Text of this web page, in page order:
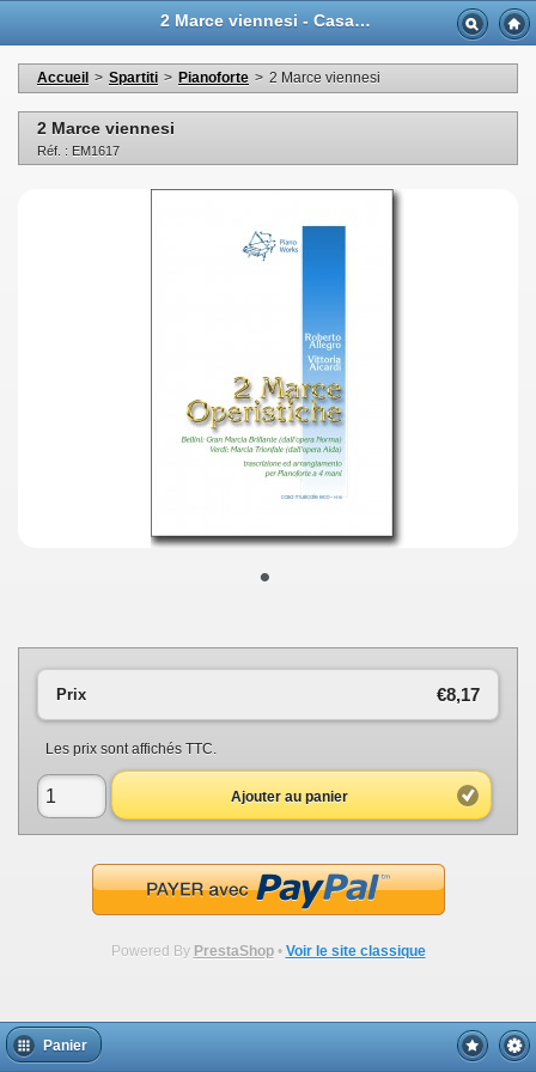
2 Marce viennesi - Casa Musicale Eco
Accueil > Spartiti > Pianoforte > 2 Marce viennesi
2 Marce viennesi
Réf. : EM1617
•
€8,17
Prix
Les prix sont affichés TTC.
Ajouter au panier
Powered By PrestaShop• Voir le site classique
Panier